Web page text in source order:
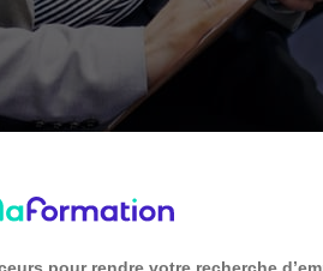
pour rendre votre recherche